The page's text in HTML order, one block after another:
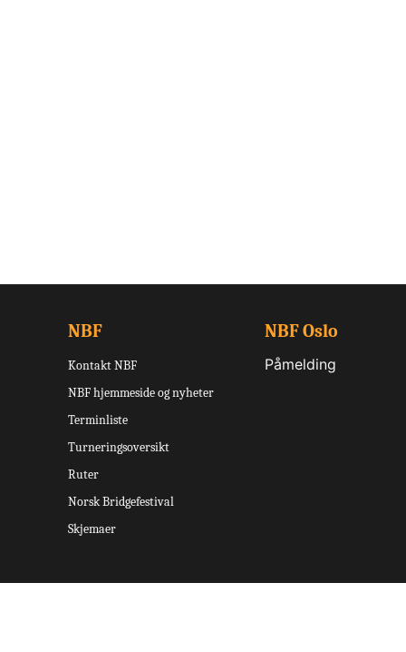
NBF
Kontakt NBF
NBF hjemmeside og nyheter
Terminliste
Turneringsoversikt
Ruter
Norsk Bridgefestival
Skjemaer
NBF Oslo
Påmelding